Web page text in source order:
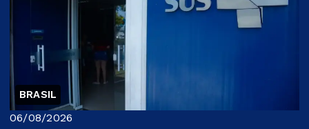
BRASIL
06/08/2026